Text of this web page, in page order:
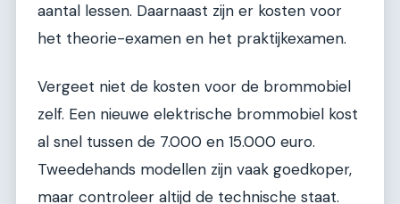
aantal lessen. Daarnaast zijn er kosten voor
het theorie-examen en het praktijkexamen.
Vergeet niet de kosten voor de brommobiel
zelf. Een nieuwe elektrische brommobiel kost
al snel tussen de 7.000 en 15.000 euro.
Tweedehands modellen zijn vaak goedkoper,
maar controleer altijd de technische staat.